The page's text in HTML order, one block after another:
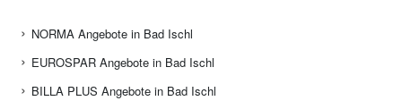
NORMA Angebote in Bad Ischl
EUROSPAR Angebote in Bad Ischl
BILLA PLUS Angebote in Bad Ischl